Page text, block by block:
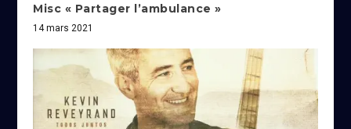
Misc « Partager l’ambulance »
14 mars 2021